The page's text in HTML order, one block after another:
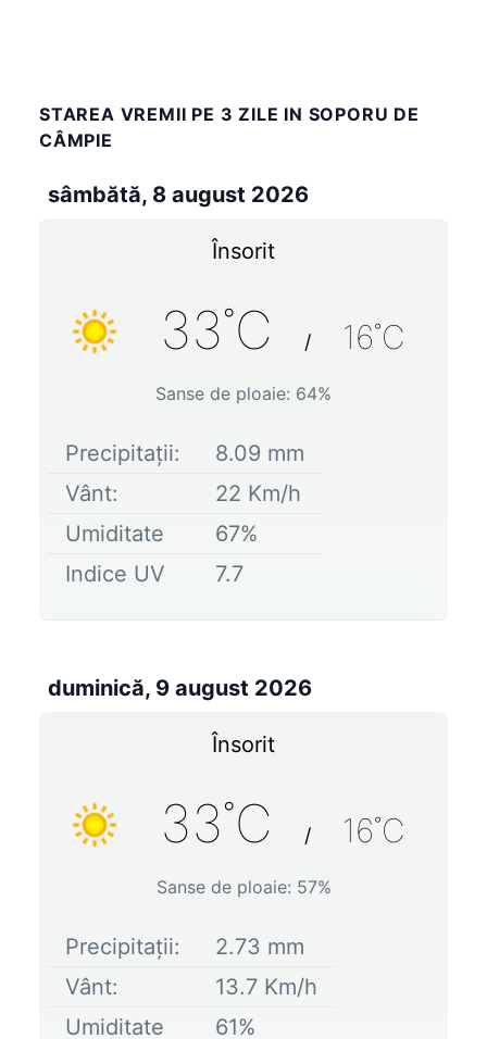
STAREA VREMII PE 3 ZILE IN SOPORU DE
CÂMPIE
sâmbătă, 8 august 2026
Însorit
33˚C / 16˚C
Sanse de ploaie: 64%
Precipitații: 8.09 mm
Vânt:
22 Km/h
Umiditate
67%
Indice UV
7.7
duminică, 9 august 2026
Însorit
33˚C / 16˚C
Sanse de ploaie: 57%
Precipitații: 2.73 mm
Vânt:
13.7 Km/h
Umiditate
61%